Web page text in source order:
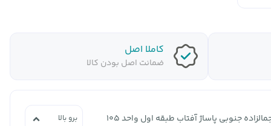
کاملا اصل
ضمانت اصل بودن کالا
جنوبی پاساژ آفتاب طبقه اول واحد 105 برو بالا